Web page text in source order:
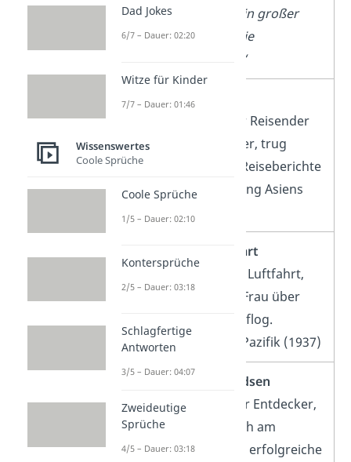
Menschen, ein großer
Sprung für die
Menschheit.“
Marco Polo
europäischer Reisender
und Entdecker, trug
durch seine Reiseberichte
zur Entdeckung Asiens
bei
Amelia Earhart
Pionierin der Luftfahrt,
die als erste Frau über
Atlantikflog.
Vermisst im Pazifik (1937)
Roald Amundsen
norwegischer Entdecker,
erster Mensch am
Südpol, erste erfolgreiche
Dad Jokes
6/7 – Dauer: 02:20
Witze für Kinder
7/7 – Dauer: 01:46
Wissenswertes
Coole Sprüche
Coole Sprüche
1/5 – Dauer: 02:10
Kontersprüche
2/5 – Dauer: 03:18
Schlagfertige
Antworten
3/5 – Dauer: 04:07
Zweideutige
Sprüche
4/5 – Dauer: 03:18